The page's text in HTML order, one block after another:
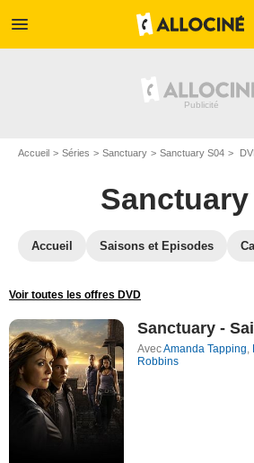
menu
Accueil Séries Sanctuary Sanctuary S04
Sanctuary
Accueil Saisons et Episodes
Voir toutes les offres DVD
Sanctuary -
AvecAmanda Tapping,
Robbins